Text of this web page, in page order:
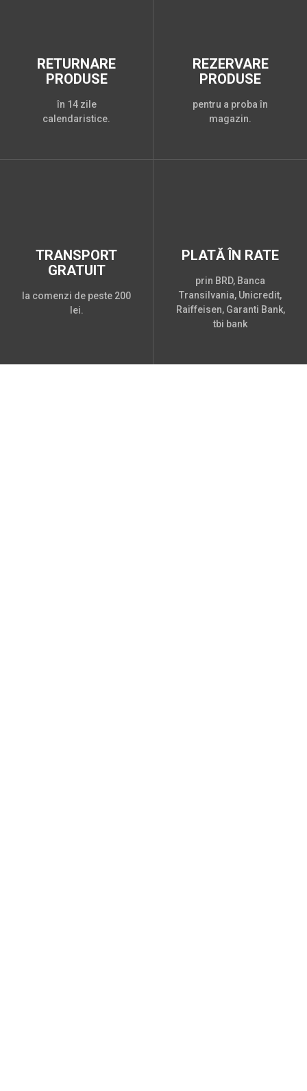
RETURNARE
PRODUSE
în 14 zile
calendaristice.
REZERVARE
PRODUSE
pentru a proba în
magazin.
TRANSPORT
GRATUIT
la comenzi de peste 200
lei.
PLATĂ ÎN RATE
prin BRD, Banca
Transilvania, Unicredit,
Raiffeisen, Garanti Bank,
tbi bank